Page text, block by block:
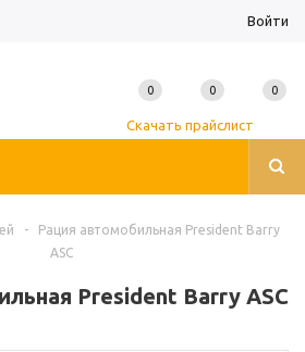
Войти
Скачать прайслист
0 0 0
-
Рация автомобильная President Barry
ASC
President Barry ASC